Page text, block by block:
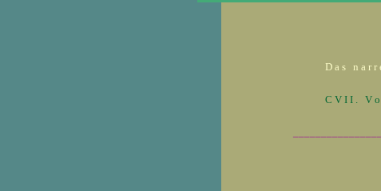
D a s n a r r
C V I I . V